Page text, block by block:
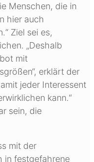
Menschen, die in
hier auch
Ziel sei es,
„Deshalb
mit
erklärt der
jeder Interessent
kann.“
sein, die
mit der
in festgefahrene